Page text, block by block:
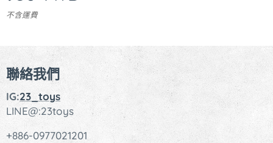
不含運費
聯絡我們
IG:23_toys
LINE@:23toys
+886-0977021201